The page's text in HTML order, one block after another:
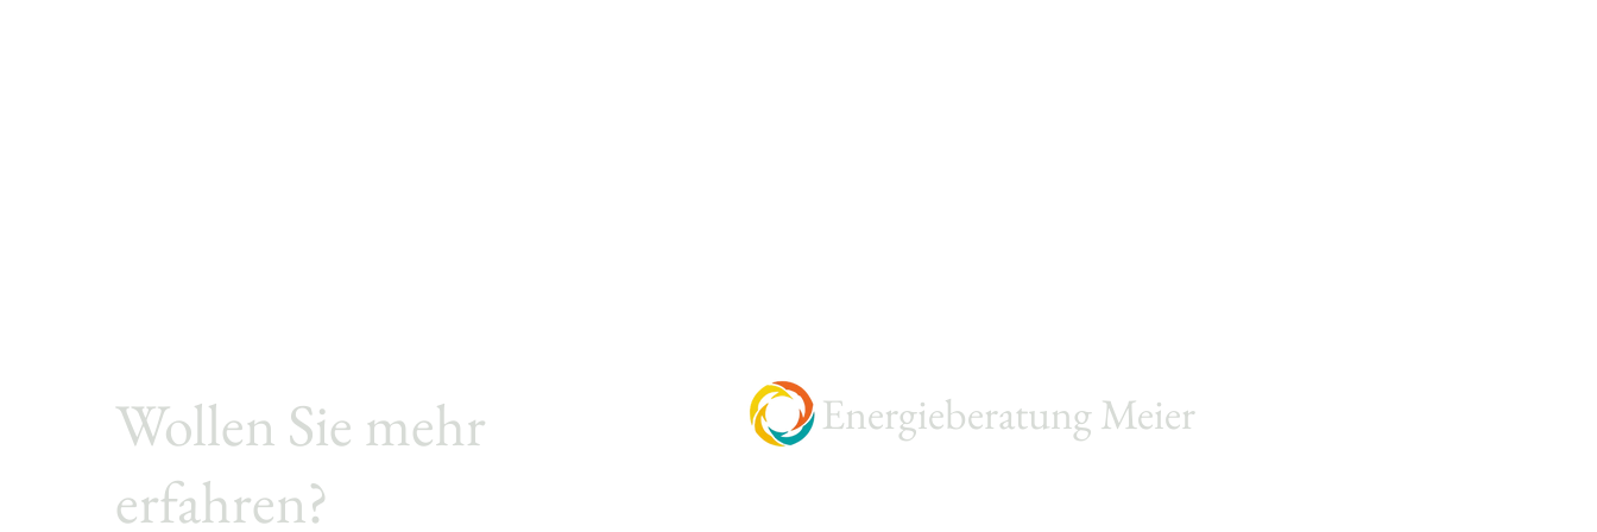
Wollen Sie mehr
erfahren?
EnergieberatungMeier